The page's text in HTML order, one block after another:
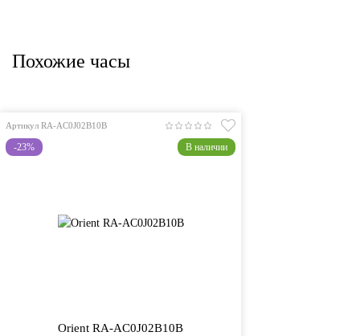
Похожие часы
Артикул RA-AC0J02B10B
-23% В наличии
Orient RA-AC0J02B10B